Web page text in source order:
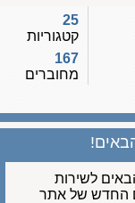
קטגוריות
167
מחוברים
לשירות
של אתר